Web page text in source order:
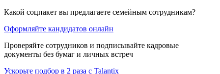
Какой соцпакет вы предлагаете семейным сотрудникам?
Оформляйте кандидатов онлайн
Проверяйте сотрудников и подписывайте кадровые
документы без бумаг и личных встреч
Ускорьте подбор в 2 раза с Talantix